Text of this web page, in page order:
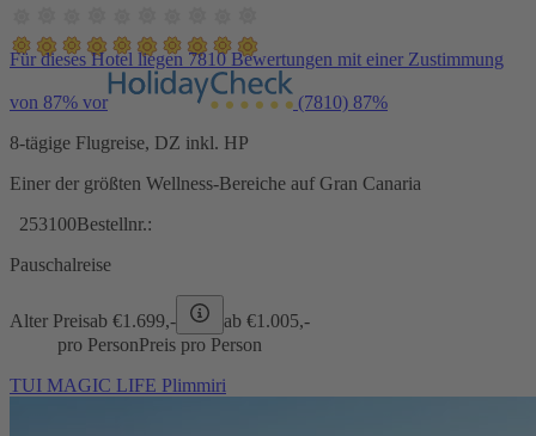
Für dieses Hotel liegen 7810 Bewertungen mit einer Zustimmung
von 87% vor (7810) 87%
8-tägige Flugreise, DZ inkl. HP
Einer der größten Wellness-Bereiche auf Gran Canaria
253100Bestellnr.:
Pauschalreise
Alter Preisab €1.699,- ab €1.005,-
pro PersonPreis pro Person
TUI MAGIC LIFE Plimmiri